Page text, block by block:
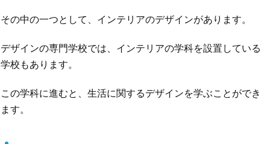
その中の一つとして、インテリアのデザインがあります。
デザインの専門学校では、インテリアの学科を設置している
学校もあります。
この学科に進むと、生活に関するデザインを学ぶことができ
ます。